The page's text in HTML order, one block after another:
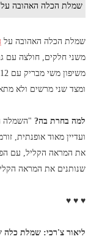
שמלת הכלה האהובה על הילה
שמלת הכלה האהובה על
משני חלקים, חולצה עם
ומצד שני מרשים ולא
למה בחרת בה?"השמלה
ועדיין מאוד אופנתית,
את המראה הקליל, עם
שנותנים את המראה
♥ ♥ ♥
ליאור צ'רכי: שמלת